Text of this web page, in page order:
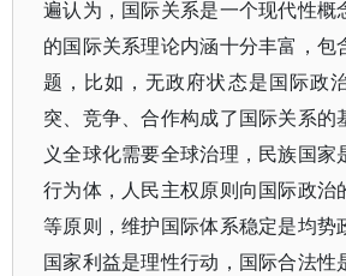
遍认为，国际关系是一个现代性概
的国际关系理论内涵十分丰富，包
题，比如，无政府状态是国际政
突、竞争、合作构成了国际关系的
义全球化需要全球治理，民族国家
行为体，人民主权原则向国际政治
等原则，维护国际体系稳定是均势
国家利益是理性行动，国际合法性